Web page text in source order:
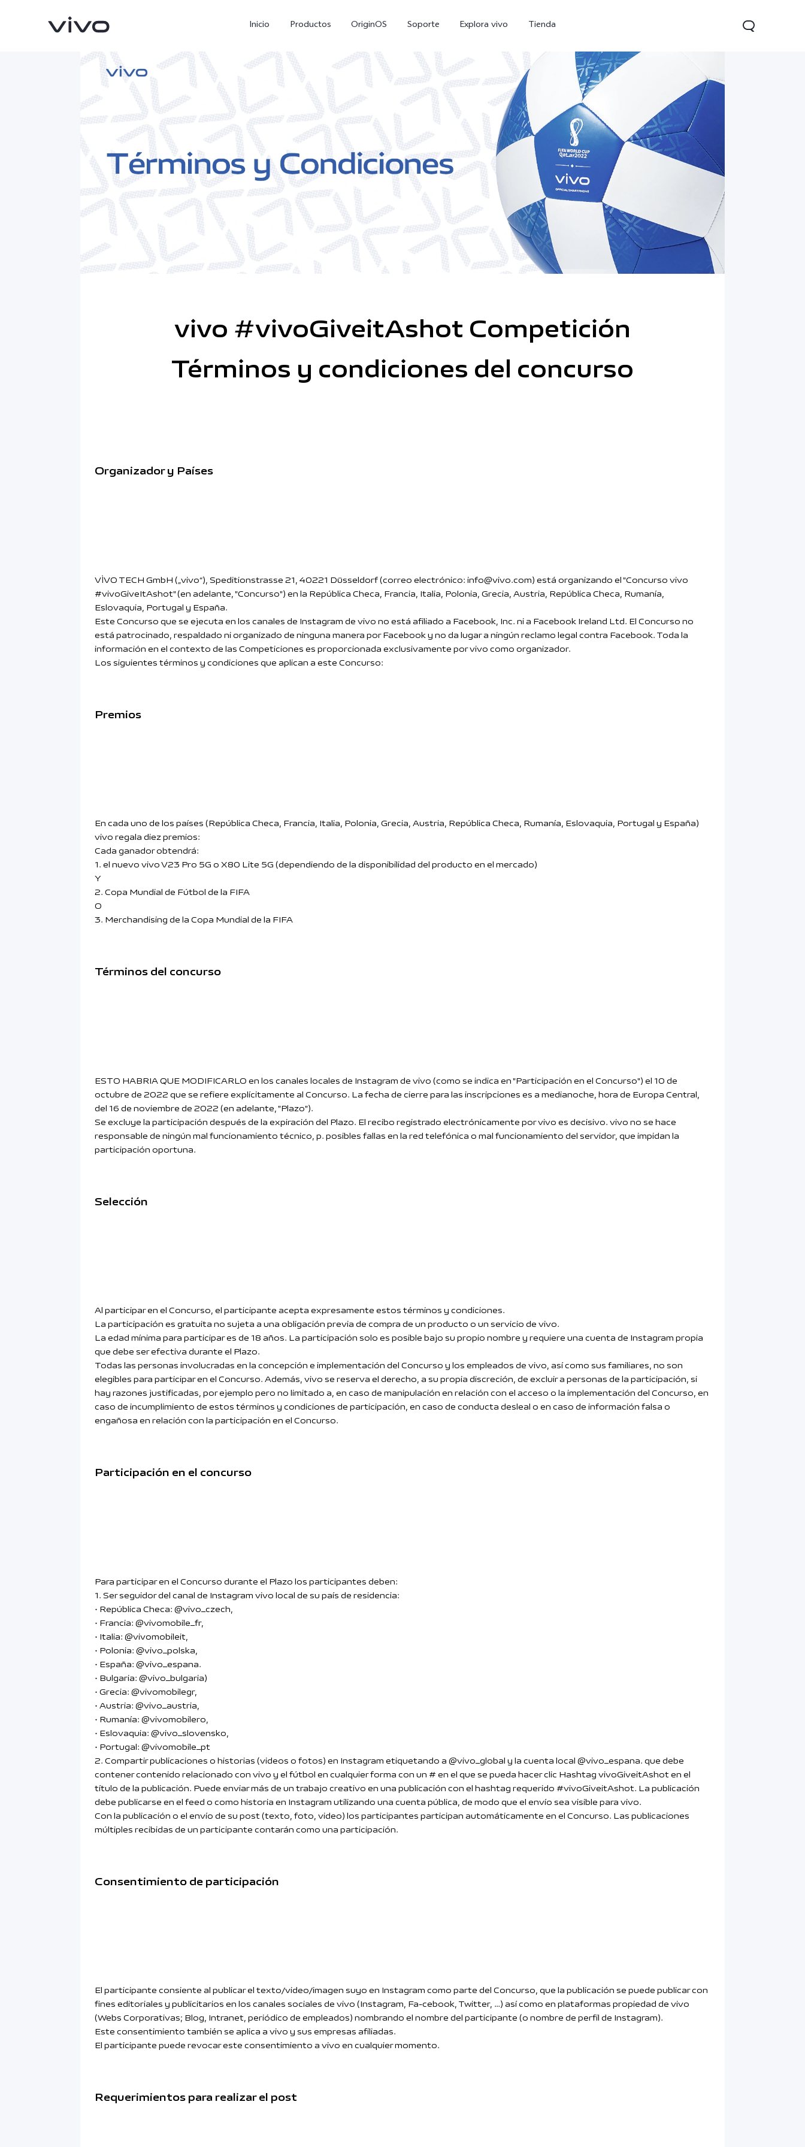
Inicio Productos OriginOS Soporte Explora vivo Tienda
V70 FE
vivo #vivoGiveitAshot Competición
Términos y condiciones del concurso
Organizador y Países
VIVO TECH GmbH („vivo“), Speditionstrasse 21, 40221 Düsseldorf (correo electrónico: info@vivo.com) está organizando el "Concurso vivo
#vivoGiveItAshot" (en adelante, "Concurso") en la República Checa, Francia, Italia, Polonia, Grecia, Austria, República Checa, Rumanía,
Eslovaquia, Portugal y España.
Este Concurso que se ejecuta en los canales de Instagram de vivo no está afiliado a Facebook, Inc. ni a Facebook Ireland Ltd. El Concurso no
está patrocinado, respaldado ni organizado de ninguna manera por Facebook y no da lugar a ningún reclamo legal contra Facebook. Toda la
información en el contexto de las Competiciones es proporcionada exclusivamente por vivo como organizador.
Los siguientes términos y condiciones que aplican a este Concurso:
Premios
En cada uno de los países (República Checa, Francia, Italia, Polonia, Grecia, Austria, República Checa, Rumanía, Eslovaquia, Portugal y España)
vivo regala diez premios:
Cada ganador obtendrá:
1. el nuevo vivo V23 Pro 5G o X80 Lite 5G (dependiendo de la disponibilidad del producto en el mercado)
Y
2. Copa Mundial de Fútbol de la FIFA
O
3. Merchandising de la Copa Mundial de la FIFA
Términos del concurso
ESTO HABRIA QUE MODIFICARLO en los canales locales de Instagram de vivo (como se indica en "Participación en el Concurso") el 10 de
octubre de 2022 que se refiere explícitamente al Concurso. La fecha de cierre para las inscripciones es a medianoche, hora de Europa Central,
del 16 de noviembre de 2022 (en adelante, "Plazo").
Se excluye la participación después de la expiración del Plazo. El recibo registrado electrónicamente por vivo es decisivo. vivo no se hace
responsable de ningún mal funcionamiento técnico, p. posibles fallas en la red telefónica o mal funcionamiento del servidor, que impidan la
participación oportuna.
Selección
Al participar en el Concurso, el participante acepta expresamente estos términos y condiciones.
La participación es gratuita no sujeta a una obligación previa de compra de un producto o un servicio de vivo.
La edad mínima para participar es de 18 años. La participación solo es posible bajo su propio nombre y requiere una cuenta de Instagram propia
que debe ser efectiva durante el Plazo.
Todas las personas involucradas en la concepción e implementación del Concurso y los empleados de vivo, así como sus familiares, no son
elegibles para participar en el Concurso. Además, vivo se reserva el derecho, a su propia discreción, de excluir a personas de la participación, si
hay razones justificadas, por ejemplo pero no limitado a, en caso de manipulación en relación con el acceso o la implementación del Concurso, en
caso de incumplimiento de estos términos y condiciones de participación, en caso de conducta desleal o en caso de información falsa o
engañosa en relación con la participación en el Concurso.
Participación en el concurso
Para participar en el Concurso durante el Plazo los participantes deben:
1. Ser seguidor del canal de Instagram vivo local de su país de residencia:
• República Checa: @vivo_czech,
• Francia: @vivomobile_fr,
• Italia: @vivomobileit,
• Polonia: @vivo_polska,
• España: @vivo_espana.
• Bulgaria: @vivo_bulgaria)
• Grecia: @vivomobilegr,
• Austria: @vivo_austria,
• Rumanía: @vivomobilero,
• Eslovaquia: @vivo_slovensko,
• Portugal: @vivomobile_pt
2. Compartir publicaciones o historias (videos o fotos) en Instagram etiquetando a @vivo_global y la cuenta local @vivo_espana. que debe
contener contenido relacionado con vivo y el fútbol en cualquier forma con un # en el que se pueda hacer clic Hashtag vivoGiveitAshot en el
título de la publicación. Puede enviar más de un trabajo creativo en una publicación con el hashtag requerido #vivoGiveitAshot. La publicación
debe publicarse en el feed o como historia en Instagram utilizando una cuenta pública, de modo que el envío sea visible para vivo.
Con la publicación o el envío de su post (texto, foto, video) los participantes participan automáticamente en el Concurso. Las publicaciones
múltiples recibidas de un participante contarán como una participación.
Consentimiento de participación
El participante consiente al publicar el texto/video/imagen suyo en Instagram como parte del Concurso, que la publicación se puede publicar con
fines editoriales y publicitarios en los canales sociales de vivo (Instagram, Fa-cebook, Twitter, …) así como en plataformas propiedad de vivo
(Webs Corporativas; Blog, Intranet, periódico de empleados) nombrando el nombre del participante (o nombre de perfil de Instagram).
Este consentimiento también se aplica a vivo y sus empresas afiliadas.
El participante puede revocar este consentimiento a vivo en cualquier momento.
Requerimientos para realizar el post